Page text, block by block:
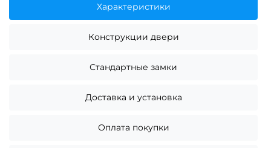
Характеристики
Конструкции двери
Стандартные замки
Доставка и установка
Оплата покупки